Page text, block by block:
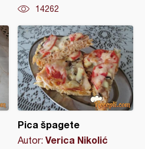
14262
Pica špagete
Autor: Verica Nikolić